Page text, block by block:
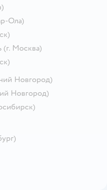
Ола)
(г. Москва)
Новгород)
Новгород)